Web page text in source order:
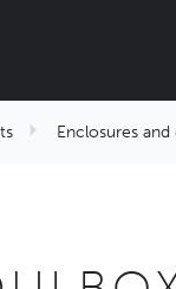
Enclosures and